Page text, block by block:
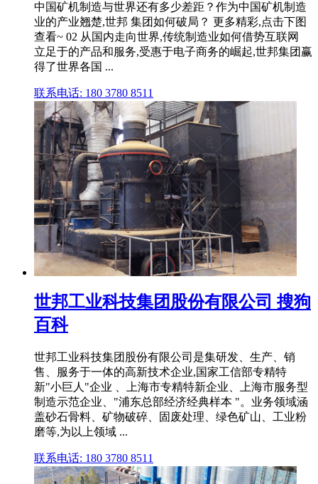
中国矿机制造与世界还有多少差距？作为中国矿机制造
业的产业翘楚,世邦 集团如何破局？ 更多精彩,点击下图
查看~ 02 从国内走向世界,传统制造业如何借势互联网
立足于的产品和服务,受惠于电子商务的崛起,世邦集团赢
得了世界各国 ...
联系电话: 180 3780 8511
世邦工业科技集团股份有限公司 搜狗
百科
世邦工业科技集团股份有限公司是集研发、生产、销
售、服务于一体的高新技术企业,国家工信部专精特
新"小巨人"企业 、上海市专精特新企业、上海市服务型
制造示范企业、"浦东总部经济经典样本 "。业务领域涵
盖砂石骨料、矿物破碎、固废处理、绿色矿山、工业粉
磨等,为以上领域 ...
联系电话: 180 3780 8511